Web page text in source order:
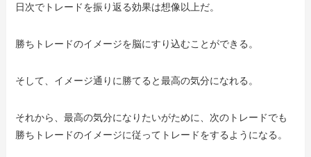
日次でトレードを振り返る効果は想像以上だ。
勝ちトレードのイメージを脳にすり込むことができる。
そして、イメージ通りに勝てると最高の気分になれる。
それから、最高の気分になりたいがために、次のトレードでも
勝ちトレードのイメージに従ってトレードをするようになる。